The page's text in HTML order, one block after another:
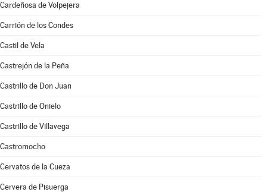
Cardeñosa de Volpejera
Carrión de los Condes
Castil de Vela
Castrejón de la Peña
Castrillo de Don Juan
Castrillo de Onielo
Castrillo de Villavega
Castromocho
Cervatos de la Cueza
Cervera de Pisuerga